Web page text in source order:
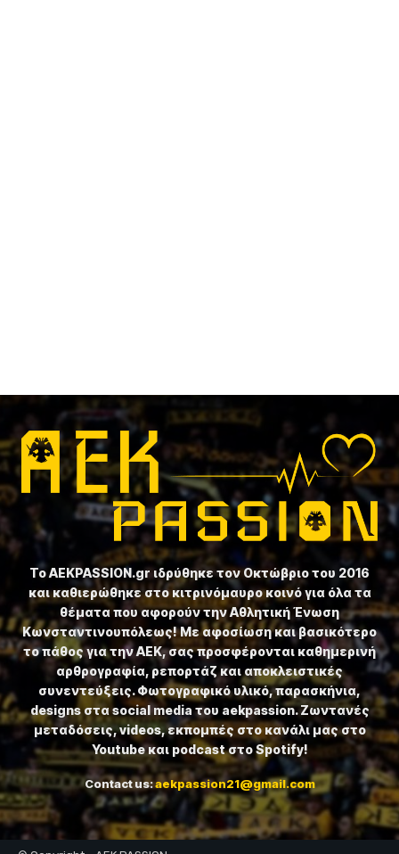
Το ⁦AEKPASSION.gr⁩ ιδρύθηκε τον Οκτώβριο του 2016
και καθιερώθηκε στο κιτρινόμαυρο κοινό για όλα τα
θέματα που αφορούν την Αθλητική Ένωση
Κωνσταντινουπόλεως! Με αφοσίωση και βασικότερο
το πάθος για την ΑΕΚ, σας προσφέρονται καθημερινή
αρθρογραφία, ρεπορτάζ και αποκλειστικές
συνεντεύξεις. Φωτογραφικό υλικό, παρασκήνια,
designs στα social media του aekpassion. Ζωντανές
μεταδόσεις, videos, εκπομπές στο κανάλι μας στο
Youtube και podcast στο Spotify!
Contact us:aekpassion21@gmail.com